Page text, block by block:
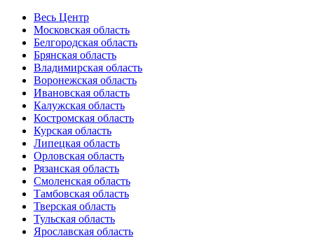
Весь Центр
Московская область
Белгородская область
Брянская область
Владимирская область
Воронежская область
Ивановская область
Калужская область
Костромская область
Курская область
Липецкая область
Орловская область
Рязанская область
Смоленская область
Тамбовская область
Тверская область
Тульская область
Ярославская область